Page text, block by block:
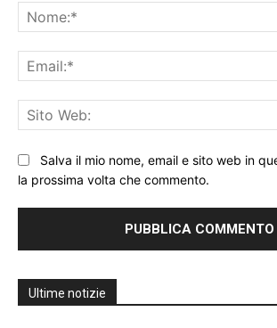
Salva il mio nome, email e sito web in
la prossima volta che commento.
Ultime notizie